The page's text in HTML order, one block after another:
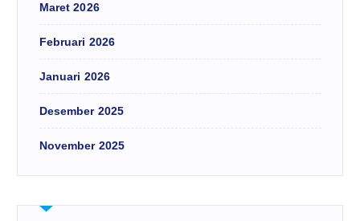
Maret 2026
Februari 2026
Januari 2026
Desember 2025
November 2025